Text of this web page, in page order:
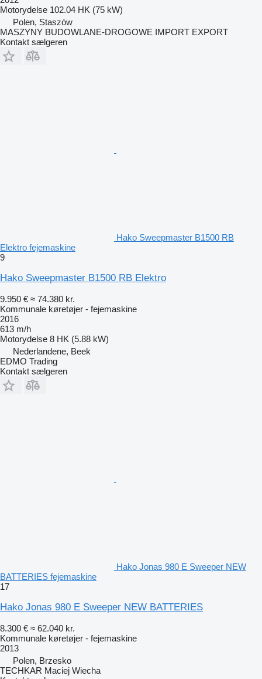
Motorydelse 102.04 HK (75 kW)
Polen, Staszów
MASZYNY BUDOWLANE-DROGOWE IMPORT EXPORT
Kontakt sælgeren
Hako Sweepmaster B1500 RB
Elektro fejemaskine
9
Hako Sweepmaster B1500 RB Elektro
9.950 € ≈ 74.380 kr.
Kommunale køretøjer - fejemaskine
2016
613 m/h
Motorydelse 8 HK (5.88 kW)
Nederlandene, Beek
EDMO Trading
Kontakt sælgeren
Hako Jonas 980 E Sweeper NEW
BATTERIES fejemaskine
17
Hako Jonas 980 E Sweeper NEW BATTERIES
8.300 € ≈ 62.040 kr.
Kommunale køretøjer - fejemaskine
2013
Polen, Brzesko
TECHKAR Maciej Wiecha